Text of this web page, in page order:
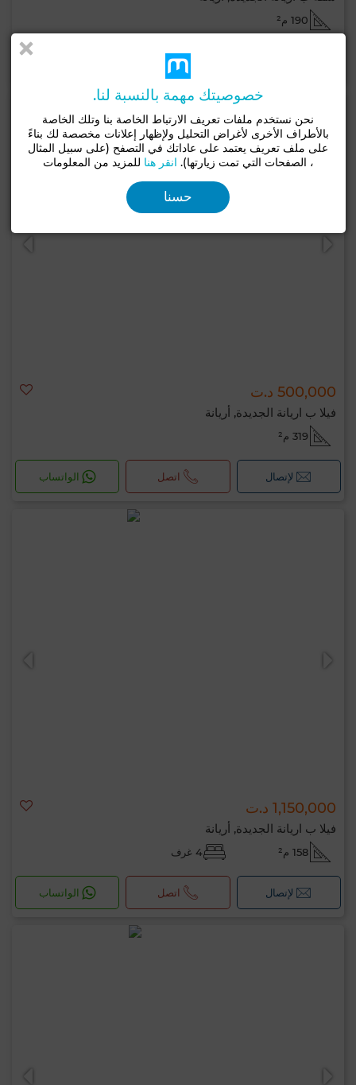
190 م²
اتصل
500,000 د.ت
فيلا ب اريانة الجديدة, أريانة
319 م²
لإتصال اتصل الواتساب
1,150,000 د.ت
فيلا ب اريانة الجديدة, أريانة
158 م² 4 غرف
لإتصال اتصل الواتساب
خصوصيتك مهمة بالنسبة لنا.
نحن نستخدم ملفات تعريف الارتباط الخاصة بنا وتلك الخاصة
بالأطراف الأخرى لأغراض التحليل ولإظهار إعلانات مخصصة لك بناءً
على ملف تعريف يعتمد على عاداتك في التصفح (على سبيل المثال
، الصفحات التي تمت زيارتها). انقر هنا للمزيد من المعلومات
حسنا